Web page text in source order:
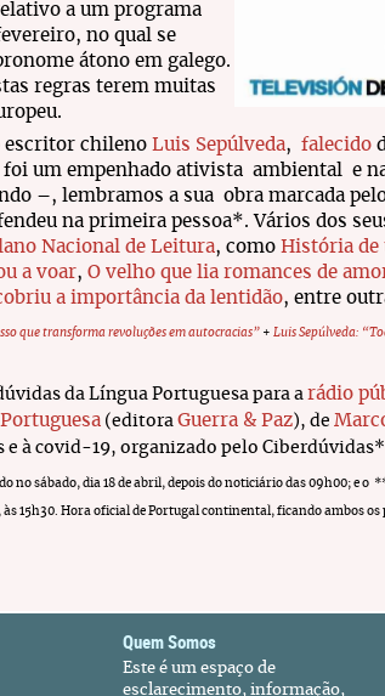
a um programa
no qual se
átono em galego.
regras terem muitas
chileno Luis Sepúlveda, falecido
foi um empenhado ativista ambiental e
–, lembramos a sua obra marcada
na primeira pessoa*. Vários dos
Nacional de Leitura, como História de
a voar, O velho que lia romances de
a importância da lentidão, entre
que transforma revoluções em autocracias” + Luis Sepúlveda:
da Língua Portuguesa para a rádio
(editora Guerra & Paz), de
e à covid-19, organizado pelo
no sábado, dia 18 de abril, depois do noticiário das 09h00; e o
às 15h30. Hora oficial de Portugal continental, ficando ambos
Quem Somos
Este é um espaço de
esclarecimento, informação,